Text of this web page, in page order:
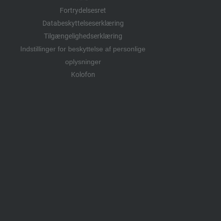
Fortrydelsesret
Databeskyttelseserklæring
Tilgængelighedserklæring
Indstillinger for beskyttelse af personlige
oplysninger
Kolofon